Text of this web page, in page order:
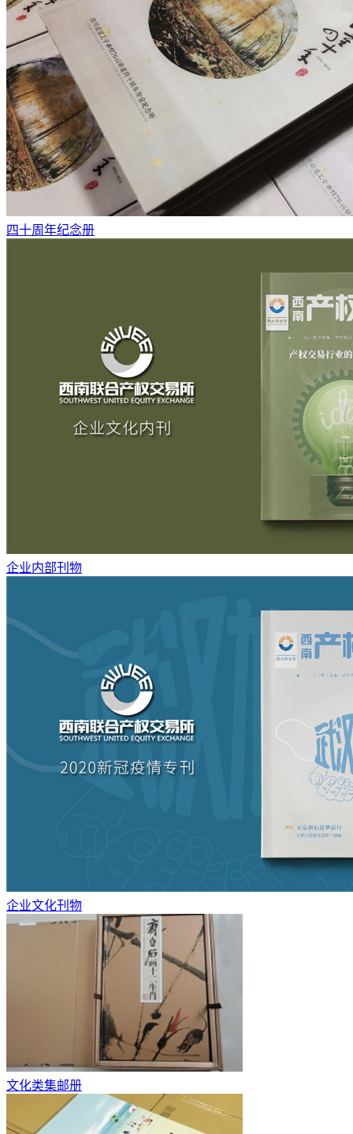
四十周年纪念册
企业内部刊物
企业文化刊物
文化类集邮册